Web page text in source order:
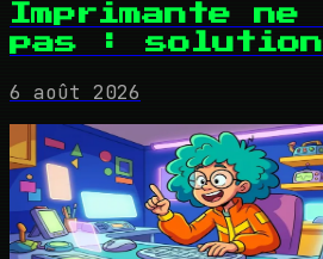
Imprimante ne
pas :
6 août 2026